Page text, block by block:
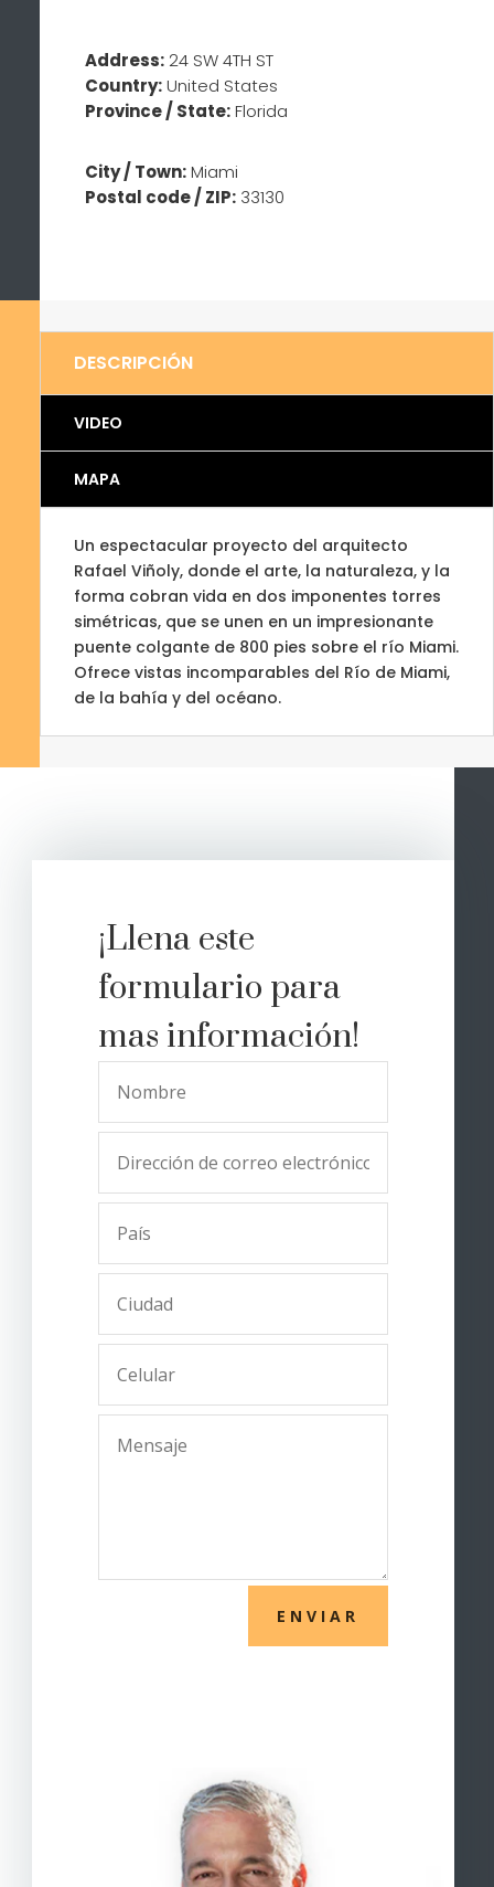
Address: 24 SW 4TH ST
Country:United States
Province / State:Florida
City / Town:Miami
Postal code / ZIP: 33130
DESCRIPCIÓN
VIDEO
MAPA
Un espectacular proyecto del arquitecto
Rafael Viñoly, donde el arte, la naturaleza, y la
forma cobran vida en dos imponentes torres
simétricas, que se unen en un impresionante
puente colgante de 800 pies sobre el río Miami.
Ofrece vistas incomparables del Río de Miami,
de la bahía y del océano.
¡Llena este
formulario para
mas información!
ENVIAR